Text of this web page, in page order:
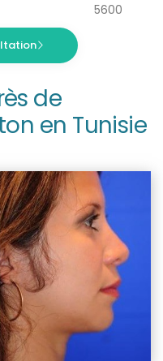
5600
de
en Tunisie